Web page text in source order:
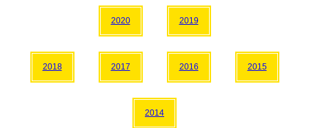
2020 2019
2018 2017 2016 2015
2014